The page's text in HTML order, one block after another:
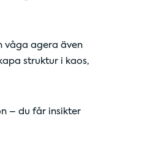
våga agera även
struktur i kaos,
– du får insikter